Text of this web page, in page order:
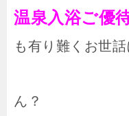
温泉入浴ご優
も有り難くお世話
ん？